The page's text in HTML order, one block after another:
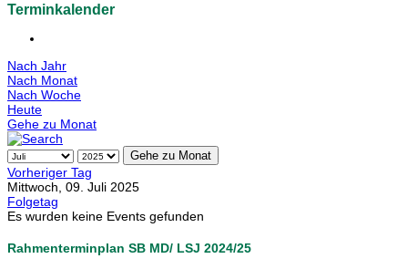
Terminkalender
Nach Jahr
Nach Monat
Nach Woche
Heute
Gehe zu Monat
Gehe zu Monat
Vorheriger Tag
Mittwoch, 09. Juli 2025
Folgetag
Es wurden keine Events gefunden
Rahmenterminplan SB MD/ LSJ 2024/25